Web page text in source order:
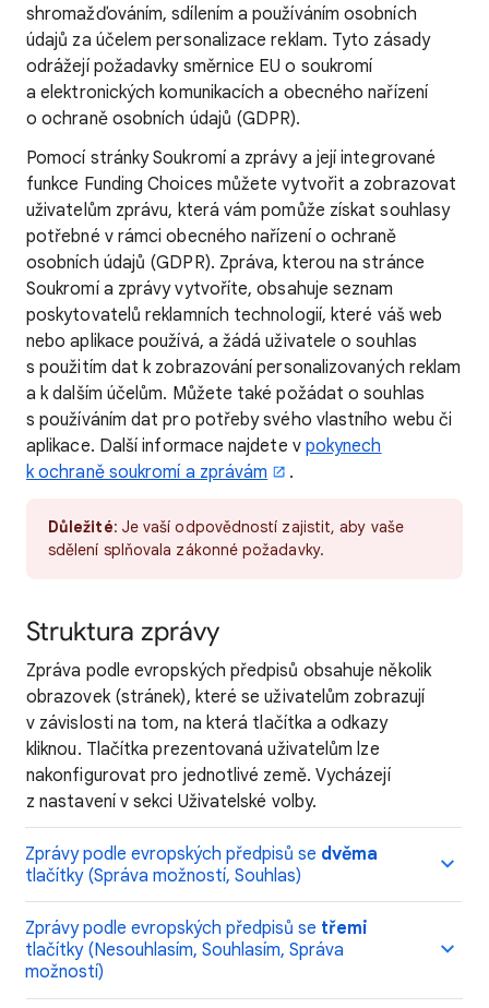
shromažďováním, sdílením a používáním osobních
údajů za účelem personalizace reklam. Tyto zásady
odrážejí požadavky směrnice EU o soukromí
a elektronických komunikacích a obecného nařízení
o ochraně osobních údajů (GDPR).
Pomocí stránky Soukromí a zprávy a její integrované
funkce Funding Choices můžete vytvořit a zobrazovat
uživatelům zprávu, která vám pomůže získat souhlasy
potřebné v rámci obecného nařízení o ochraně
osobních údajů (GDPR). Zpráva, kterou na stránce
Soukromí a zprávy vytvoříte, obsahuje seznam
poskytovatelů reklamních technologií, které váš web
nebo aplikace používá, a žádá uživatele o souhlas
s použitím dat k zobrazování personalizovaných reklam
a k dalším účelům. Můžete také požádat o souhlas
s používáním dat pro potřeby svého vlastního webu či
aplikace. Další informace najdete v pokynech
k ochraně soukromí a zprávám
.
Důležité: Je vaší odpovědností zajistit, aby vaše
sdělení splňovala zákonné požadavky.
Struktura zprávy
Zpráva podle evropských předpisů obsahuje několik
obrazovek (stránek), které se uživatelům zobrazují
v závislosti na tom, na která tlačítka a odkazy
kliknou. Tlačítka prezentovaná uživatelům lze
nakonfigurovat pro jednotlivé země. Vycházejí
z nastavení v sekci Uživatelské volby.
Zprávy podle evropských předpisů se dvěma
tlačítky (Správa možností, Souhlas)
Zprávy podle evropských předpisů se třemi
tlačítky (Nesouhlasím, Souhlasím, Správa
možností)